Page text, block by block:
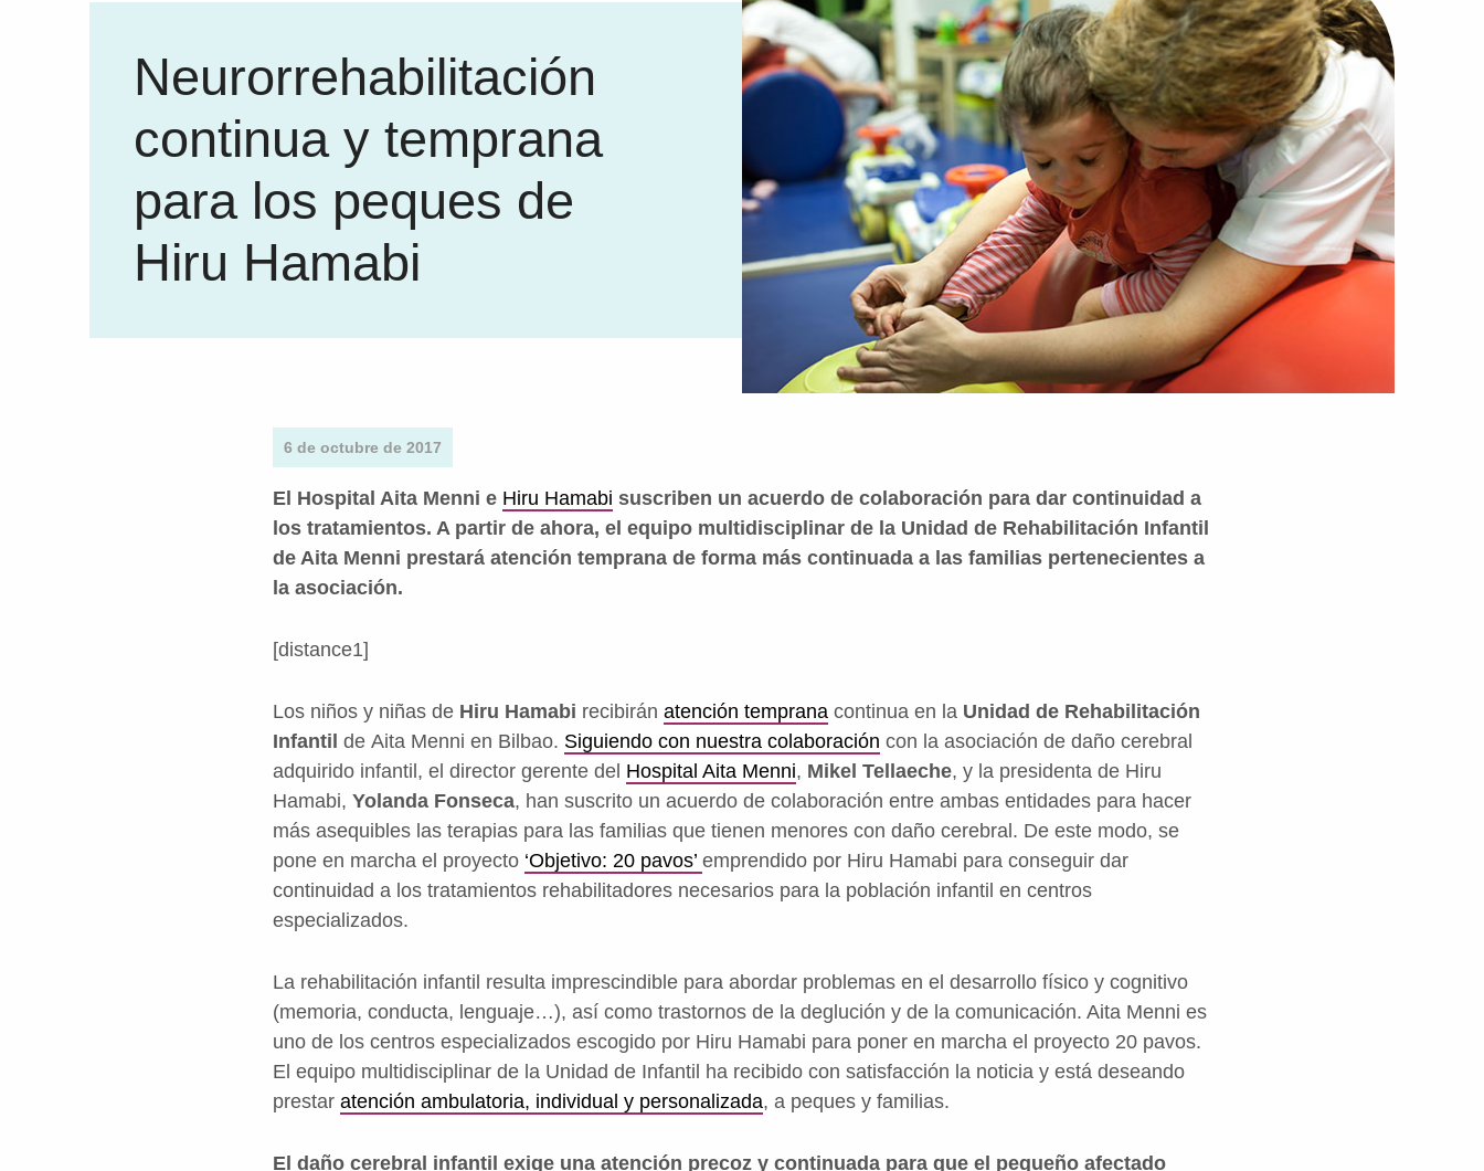
Neurorrehabilitación
continua y temprana
para los peques de
Hiru Hamabi
6 de octubre de 2017
El Hospital Aita Menni e Hiru Hamabi suscriben un acuerdo de colaboración para dar continuidad a
los tratamientos. A partir de ahora, el equipo multidisciplinar de la Unidad de Rehabilitación Infantil
de Aita Menni prestará atención temprana de forma más continuada a las familias pertenecientes a
la asociación.
[distance1]
Los niños y niñas de Hiru Hamabi recibirán atención temprana continua en la Unidad de Rehabilitación
Infantil de Aita Menni en Bilbao. Siguiendo con nuestra colaboración con la asociación de daño cerebral
adquirido infantil, el director gerente del Hospital Aita Menni, Mikel Tellaeche, y la presidenta de Hiru
Hamabi, Yolanda Fonseca, han suscrito un acuerdo de colaboración entre ambas entidades para hacer
más asequibles las terapias para las familias que tienen menores con daño cerebral. De este modo, se
pone en marcha el proyecto ‘Objetivo: 20 pavos’ emprendido por Hiru Hamabi para conseguir dar
continuidad a los tratamientos rehabilitadores necesarios para la población infantil en centros
especializados.
La rehabilitación infantil resulta imprescindible para abordar problemas en el desarrollo físico y cognitivo
(memoria, conducta, lenguaje…), así como trastornos de la deglución y de la comunicación. Aita Menni es
uno de los centros especializados escogido por Hiru Hamabi para poner en marcha el proyecto 20 pavos.
El equipo multidisciplinar de la Unidad de Infantil ha recibido con satisfacción la noticia y está deseando
prestar atención ambulatoria, individual y personalizada, a peques y familias.
El daño cerebral infantil exige una atención precoz y continuada para que el pequeño afectado